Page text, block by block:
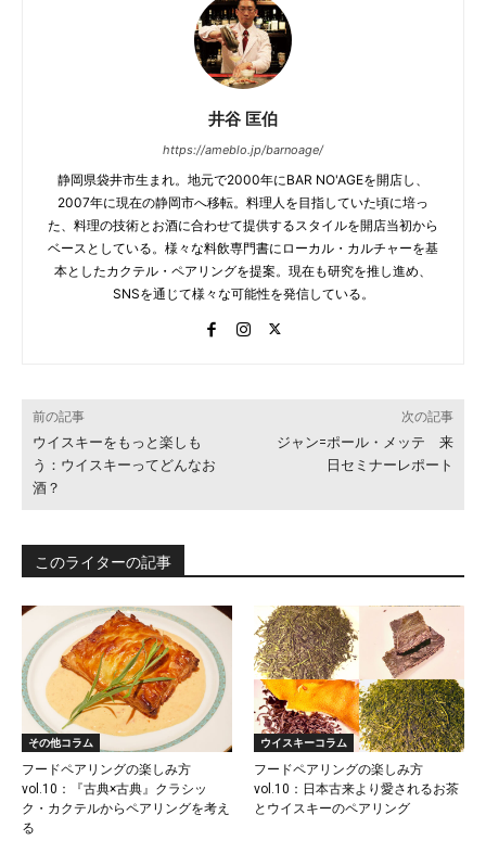
井谷 匡伯
https://ameblo.jp/barnoage/
静岡県袋井市生まれ。地元で2000年にBAR NO'AGEを開店し、
2007年に現在の静岡市へ移転。料理人を目指していた頃に培っ
た、料理の技術とお酒に合わせて提供するスタイルを開店当初から
ベースとしている。様々な料飲専門書にローカル・カルチャーを基
本としたカクテル・ペアリングを提案。現在も研究を推し進め、
SNSを通じて様々な可能性を発信している。
前の記事
ウイスキーをもっと楽しも
う：ウイスキーってどんなお
酒？
次の記事
ジャン=ポール・メッテ 来
日セミナーレポート
このライターの記事
その他コラム
フードペアリングの楽しみ方
vol.10：『古典×古典』クラシッ
ク・カクテルからペアリングを考え
る
ウイスキーコラム
フードペアリングの楽しみ方
vol.10：日本古来より愛されるお茶
とウイスキーのペアリング